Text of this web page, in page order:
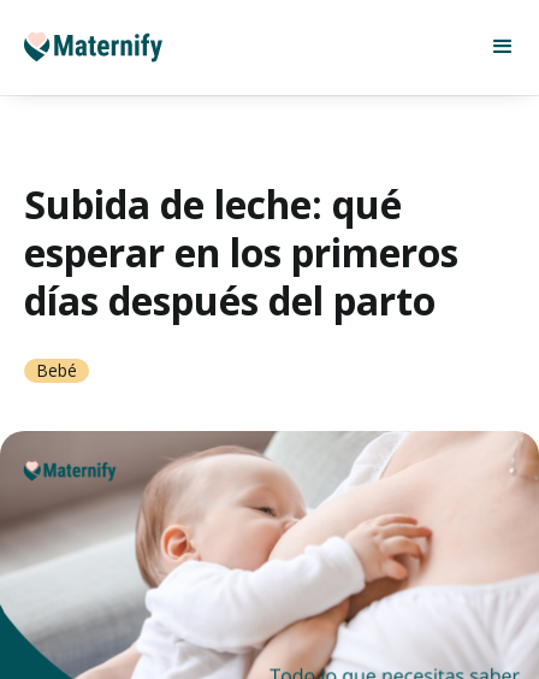
Subida de leche: qué
esperar en los primeros
días después del parto
Bebé